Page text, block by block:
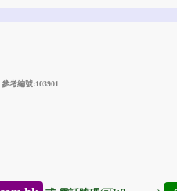
參考編號:103901